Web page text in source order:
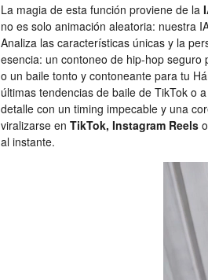
La magia de esta función proviene de la
no es solo animación aleatoria: nuestra
Analiza las características únicas y la
esencia: un contoneo de hip-hop
o un baile tonto y contoneante para tu
últimas tendencias de baile de TikTok o
detalle con un timing impecable y una
viralizarse enTikTok, Instagram Reels
al instante.